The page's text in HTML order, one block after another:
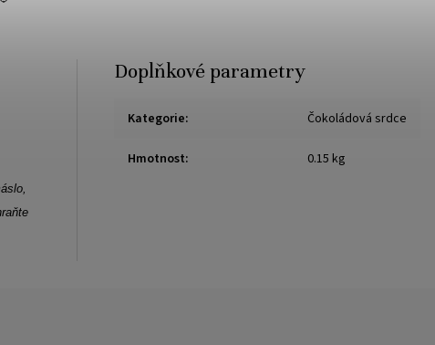
Doplňkové parametry
Kategorie: Čokoládová srdce
Hmotnost: 0.15 kg